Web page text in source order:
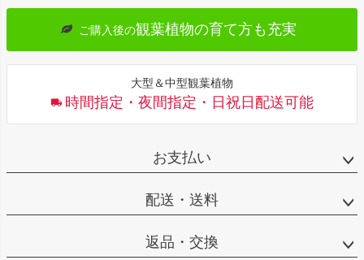
ご購入後の観葉植物の育て方も充実
大型＆中型観葉植物
時間指定・夜間指定・日祝日配送可能
お支払い
配送・送料
返品・交換